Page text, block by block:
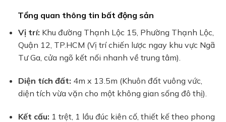
Tổng quan thông tin bất động sản
Vị trí: Khu đường Thạnh Lộc 15, Phường Thạnh Lộc,
Quận 12, TP.HCM (Vị trí chiến lược ngay khu vực Ngã
Tư Ga, cửa ngõ kết nối nhanh về trung tâm).
Diện tích đất: 4m x 13.5m (Khuôn đất vuông vức,
diện tích vừa vặn cho một không gian sống đô thị).
Kết cấu: 1 trệt, 1 lầu đúc kiên cố, thiết kế theo phong